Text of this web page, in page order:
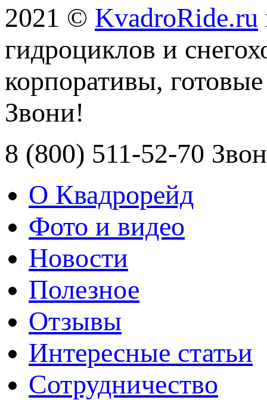
2021 © KvadroRide.ru
гидроциклов и
корпоративы,
Звони!
8 (800) 511-52-70
О Квадрорейд
Фото и видео
Новости
Полезное
Отзывы
Интересные статьи
Сотрудничество